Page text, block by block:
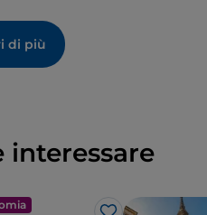
di più
interessare